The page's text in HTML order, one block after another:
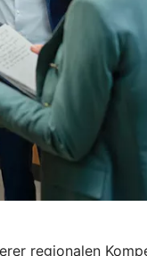
regionalen